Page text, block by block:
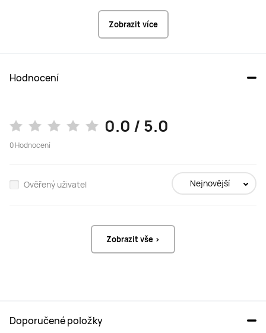
Zobrazit více
Hodnocení
0.0 / 5.0
0Hodnocení
Ověřený uživatel Nejnovější
Zobrazit vše >
Doporučené položky